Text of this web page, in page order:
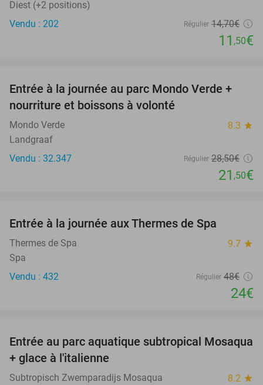
Diest (+2 positions)
Vendu : 202
Régulier 14,70€
11 ,50€
25%
Entrée à la journée au parc Mondo Verde +
nourriture et boissons à volonté
Mondo Verde 8.3 star
Landgraaf
Vendu : 32.347
Régulier 28,50€
21 ,50€
Entrée à la journée aux Thermes de Spa
Thermes de Spa 9.7 star
Spa
Vendu : 432
Régulier 48€
24€
25%
Entrée au parc aquatique subtropical Mosaqua
+ glace à l'italienne
Subtropisch Zwemparadijs Mosaqua 8.2 star